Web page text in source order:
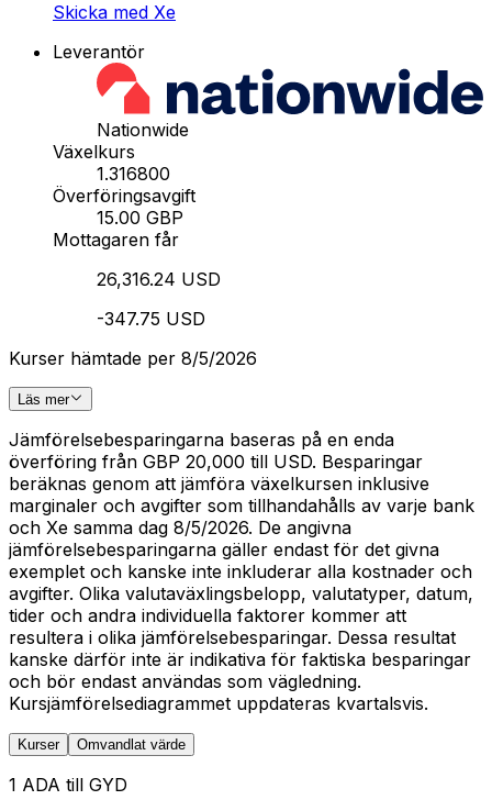
Skicka med Xe
Leverantör
Nationwide
Växelkurs
1.316800
Överföringsavgift
15.00 GBP
Mottagaren får
26,316.24 USD
-347.75 USD
Kurser hämtade per 8/5/2026
Läs mer
Jämförelsebesparingarna baseras på en enda
överföring från GBP 20,000 till USD. Besparingar
beräknas genom att jämföra växelkursen inklusive
marginaler och avgifter som tillhandahålls av varje bank
och Xe samma dag 8/5/2026. De angivna
jämförelsebesparingarna gäller endast för det givna
exemplet och kanske inte inkluderar alla kostnader och
avgifter. Olika valutaväxlingsbelopp, valutatyper, datum,
tider och andra individuella faktorer kommer att
resultera i olika jämförelsebesparingar. Dessa resultat
kanske därför inte är indikativa för faktiska besparingar
och bör endast användas som vägledning.
Kursjämförelsediagrammet uppdateras kvartalsvis.
Kurser Omvandlat värde
1 ADA till GYD